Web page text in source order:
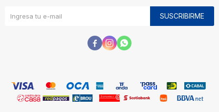
SUSCRIBIRME
  